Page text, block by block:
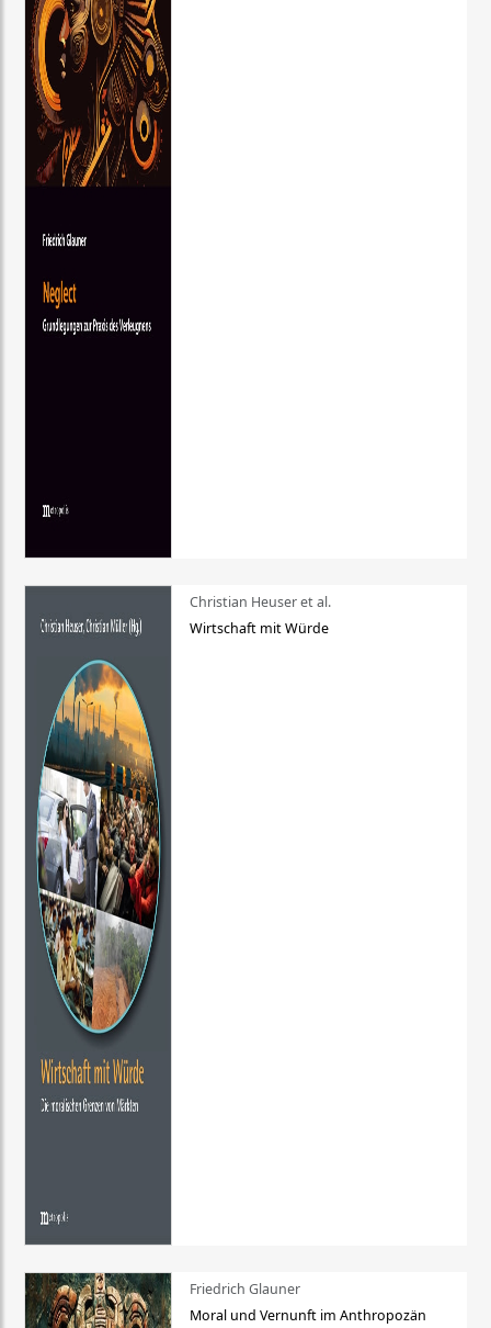
Christian Heuser et al.
Wirtschaft mit Würde
Friedrich Glauner
Moral und Vernunft im Anthropozän